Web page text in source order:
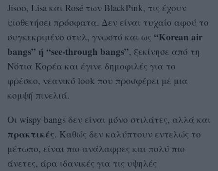
Jisoo, Lisa και Rosé των BlackPink, τις έχουν
υιοθετήσει πρόσφατα. Δεν είναι τυχαίο αφού το
συγκεκριμένο στυλ, γνωστό και ως “Korean air
bangs” ή “see-through bangs”, ξεκίνησε από τη
Νότια Κορέα και έγινε δημοφιλές για το
φρέσκο, νεανικό look που προσφέρει με μια
κομψή πινελιά.
Οι wispy bangs δεν είναι μόνο στιλάτες, αλλά και
πρακτικές. Καθώς δεν καλύπτουν εντελώς το
μέτωπο, είναι πιο ανάλαφρες και πολύ πιο
άνετες, άρα ιδανικές για τις υψηλές